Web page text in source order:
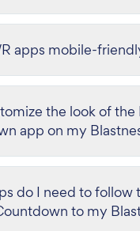
apps mobile-
the look of the
app on my
do I need to follow
to my